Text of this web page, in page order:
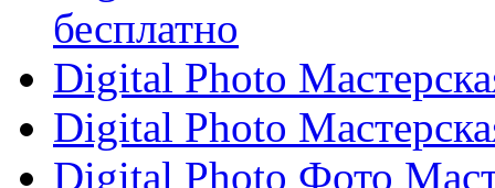
бесплатно
Digital Photo
Digital Photo
Digital Photo Фото